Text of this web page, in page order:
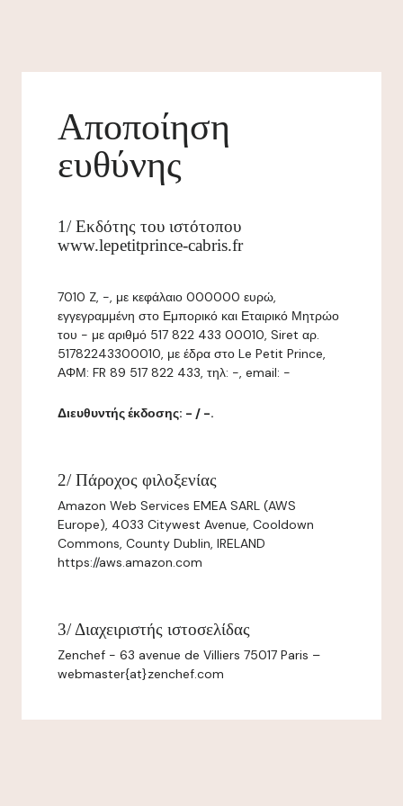
Αποποίηση
ευθύνης
1/ Εκδότης του ιστότοπου
www.lepetitprince-cabris.fr
7010 Z, -, με κεφάλαιο 000000 ευρώ,
εγγεγραμμένη στο Εμπορικό και Εταιρικό Μητρώο
του - με αριθμό 517 822 433 00010, Siret αρ.
51782243300010, με έδρα στο Le Petit Prince,
ΑΦΜ: FR 89 517 822 433, τηλ: -, email: -
Διευθυντής έκδοσης: - / -.
2/ Πάροχος φιλοξενίας
Amazon Web Services EMEA SARL (AWS
Europe), 4033 Citywest Avenue, Cooldown
Commons, County Dublin, IRELAND
https://aws.amazon.com
3/ Διαχειριστής ιστοσελίδας
Zenchef - 63 avenue de Villiers 75017 Paris –
webmaster{at}zenchef.com